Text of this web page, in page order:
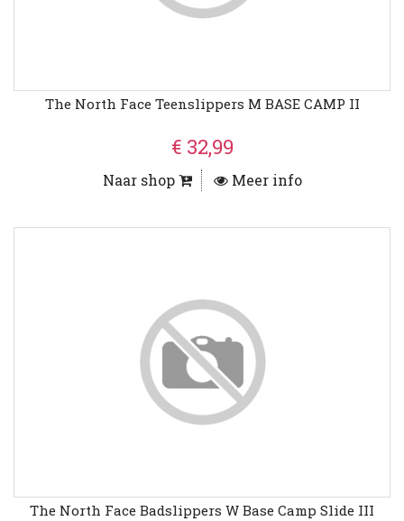
The North Face Teenslippers M BASE CAMP II
€ 32,99
Naar shop Meer info
The North Face Badslippers W Base Camp Slide III